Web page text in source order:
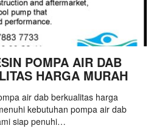
POMPA AIR DAB
HARGA MURAH
air dab berkualitas harga
kebutuhan pompa air dab
siap penuhi…